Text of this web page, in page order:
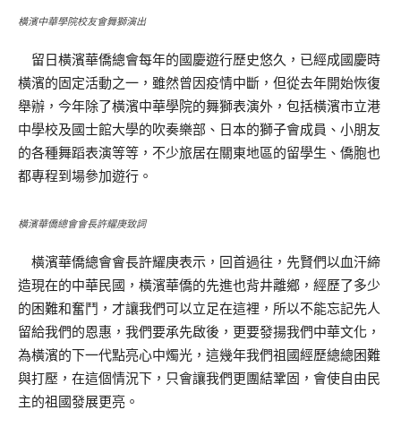
橫濱中華學院校友會舞獅演出
留日橫濱華僑總會每年的國慶遊行歷史悠久，已經成國慶時
橫濱的固定活動之一，雖然曾因疫情中斷，但從去年開始恢復
舉辦，今年除了橫濱中華學院的舞獅表演外，包括橫濱市立港
中學校及國士館大學的吹奏樂部、日本的獅子會成員、小朋友
的各種舞蹈表演等等，不少旅居在關東地區的留學生、僑胞也
都專程到場參加遊行。
橫濱華僑總會會長許耀庚致詞
橫濱華僑總會會長許耀庚表示，回首過往，先賢們以血汗締
造現在的中華民國，橫濱華僑的先進也背井離鄉，經歷了多少
的困難和奮鬥，才讓我們可以立足在這裡，所以不能忘記先人
留給我們的恩惠，我們要承先啟後，更要發揚我們中華文化，
為橫濱的下一代點亮心中燭光，這幾年我們祖國經歷總總困難
與打壓，在這個情況下，只會讓我們更團結鞏固，會使自由民
主的祖國發展更亮。